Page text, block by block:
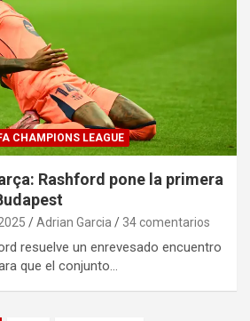
CHAMPIONS LEAGUE
Rashford pone la primera
Adrian Garcia 34 comentarios
resuelve un enrevesado encuentro
que el conjunto…